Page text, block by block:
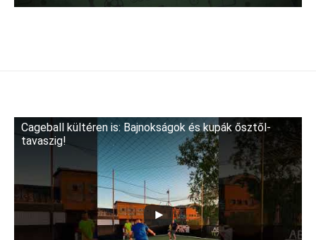
Cageball kültéren is: Bajnokságok és kupák ősztől-
tavaszig!